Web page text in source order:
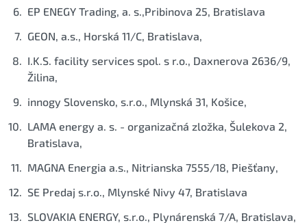
EP ENEGY Trading, a. s.,Pribinova 25, Bratislava
GEON, a.s., Horská 11/C, Bratislava,
I.K.S. facility services spol. s r.o., Daxnerova 2636/9,
Žilina,
innogy Slovensko, s.r.o., Mlynská 31, Košice,
LAMA energy a. s. - organizačná zložka, Šulekova 2,
Bratislava,
MAGNA Energia a.s., Nitrianska 7555/18, Piešťany,
SE Predaj s.r.o., Mlynské Nivy 47, Bratislava
SLOVAKIA ENERGY, s.r.o., Plynárenská 7/A, Bratislava,